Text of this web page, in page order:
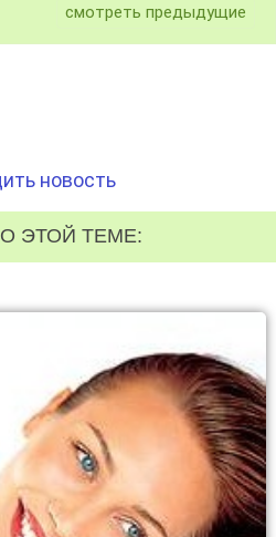
смотреть предыдущие
новость
ЭТОЙ ТЕМЕ: